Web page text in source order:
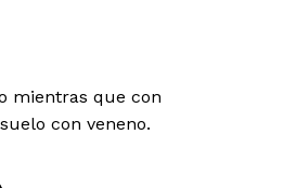
mientras que con
con veneno.